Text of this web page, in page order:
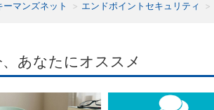
ーマンズネット
エンドポイントセキュリティ